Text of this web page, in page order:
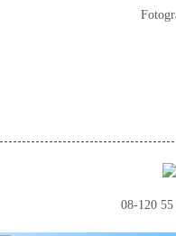
08-120 55